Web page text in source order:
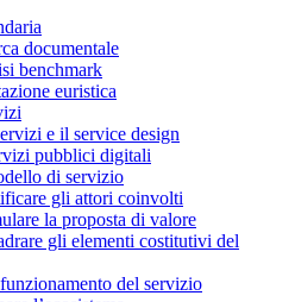
documentale
benchmark
euristica
e il service design
pubblici digitali
di servizio
gli attori coinvolti
la proposta di valore
gli elementi costitutivi del
del servizio